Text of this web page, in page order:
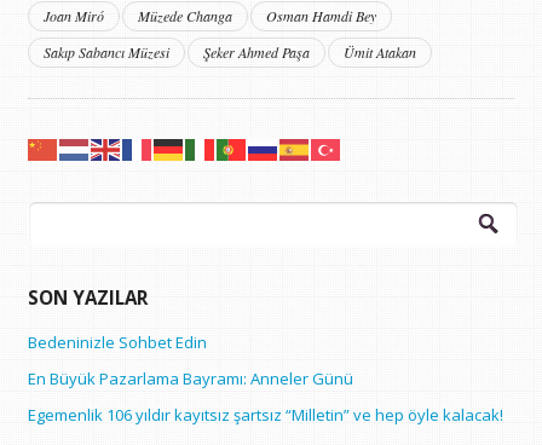
Joan Miró
Müzede Changa
Osman Hamdi Bey
Sakıp Sabancı Müzesi
Şeker Ahmed Paşa Ümit Atakan
Arama:
SON YAZILAR
Bedeninizle Sohbet Edin
En Büyük Pazarlama Bayramı: Anneler Günü
Egemenlik 106 yıldır kayıtsız şartsız “Milletin” ve hep öyle kalacak!